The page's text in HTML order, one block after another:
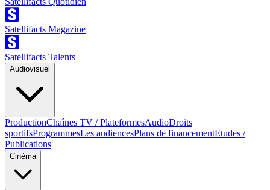
Satellifacts Magazine
Satellifacts Talents
Audiovisuel
ProductionChaînes TV / PlateformesAudioDroits
sportifsProgrammesLes audiencesPlans de financementEtudes /
Publications
Cinéma